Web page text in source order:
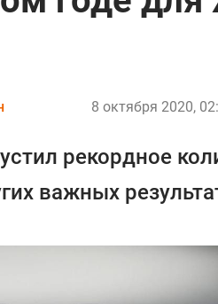
8 октября 2020,
рекордное
важных